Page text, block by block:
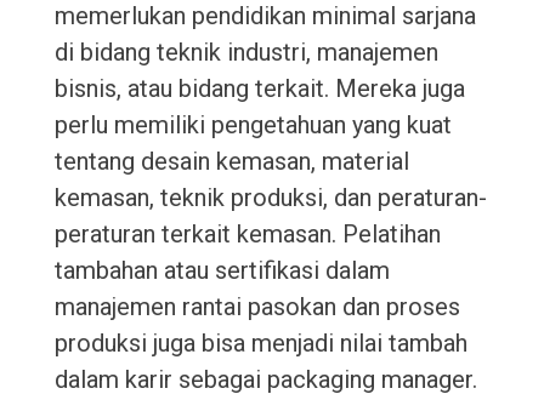
memerlukan pendidikan minimal sarjana
di bidang teknik industri, manajemen
bisnis, atau bidang terkait. Mereka juga
perlu memiliki pengetahuan yang kuat
tentang desain kemasan, material
kemasan, teknik produksi, dan peraturan-
peraturan terkait kemasan. Pelatihan
tambahan atau sertifikasi dalam
manajemen rantai pasokan dan proses
produksi juga bisa menjadi nilai tambah
dalam karir sebagai packaging manager.